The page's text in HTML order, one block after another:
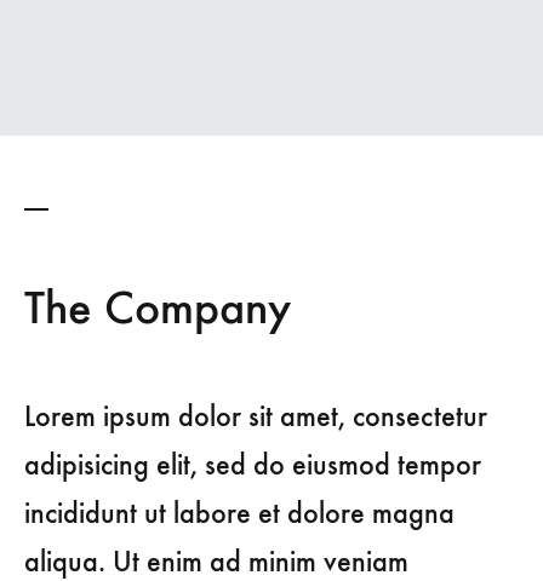
The Company
Lorem ipsum dolor sit amet, consectetur
adipisicing elit, sed do eiusmod tempor
incididunt ut labore et dolore magna
aliqua. Ut enim ad minim veniam